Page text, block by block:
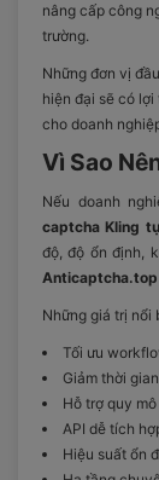
nâng cấp công
trường.
Những đơn vị
hiện đại sẽ có
cho doanh
Vì Sao
Nếu doanh
captcha Kling
độ, độ ổn định,
Anticaptcha.top
Những giá trị nổi
Tối ưu
Giảm thời
Hỗ trợ quy
API dễ tích
Hiệu suất ổn